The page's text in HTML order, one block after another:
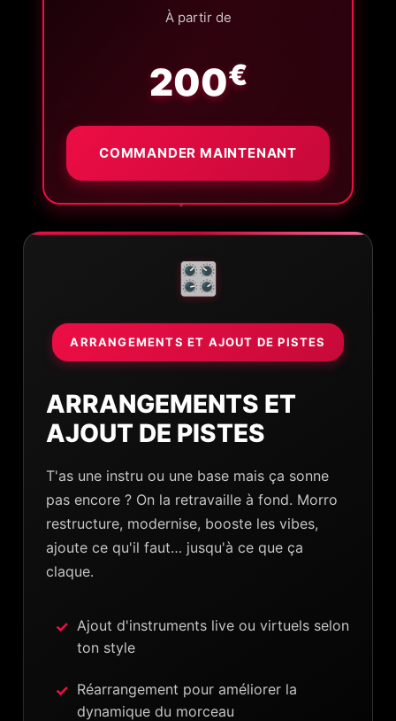
🎛️
ARRANGEMENTS ET AJOUT DE PISTES
ARRANGEMENTS ET
AJOUT DE PISTES
T'as une instru ou une base mais ça sonne
pas encore ? On la retravaille à fond. Morro
restructure, modernise, booste les vibes,
ajoute ce qu'il faut… jusqu'à ce que ça
claque.
Ajout d'instruments live ou virtuels selon
ton style
Réarrangement pour améliorer la
dynamique du morceau
À partir de
200€
COMMANDER MAINTENANT